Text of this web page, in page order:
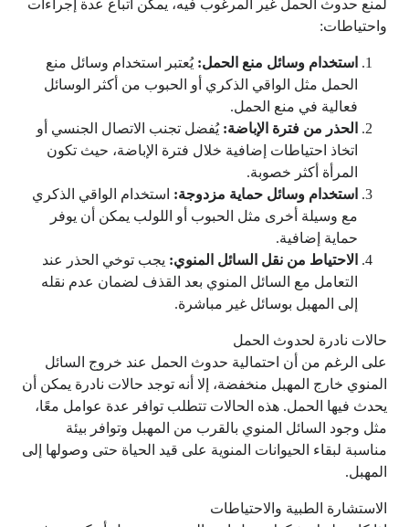
لمنع حدوث الحمل غير المرغوب فيه، يمكن اتباع عدة إجراءات
واحتياطات:
استخدام وسائل منع الحمل: يُعتبر استخدام وسائل منع
الحمل مثل الواقي الذكري أو الحبوب من أكثر الوسائل
فعالية في منع الحمل.
الحذر من فترة الإباضة: يُفضل تجنب الاتصال الجنسي أو
اتخاذ احتياطات إضافية خلال فترة الإباضة، حيث تكون
المرأة أكثر خصوبة.
استخدام وسائل حماية مزدوجة: استخدام الواقي الذكري
مع وسيلة أخرى مثل الحبوب أو اللولب يمكن أن يوفر
حماية إضافية.
الاحتياط من نقل السائل المنوي: يجب توخي الحذر عند
التعامل مع السائل المنوي بعد القذف لضمان عدم نقله
إلى المهبل بوسائل غير مباشرة.
حالات نادرة لحدوث الحمل
على الرغم من أن احتمالية حدوث الحمل عند خروج السائل
المنوي خارج المهبل منخفضة، إلا أنه توجد حالات نادرة يمكن أن
يحدث فيها الحمل. هذه الحالات تتطلب توافر عدة عوامل معًا،
مثل وجود السائل المنوي بالقرب من المهبل وتوافر بيئة
مناسبة لبقاء الحيوانات المنوية على قيد الحياة حتى وصولها إلى
المهبل.
الاستشارة الطبية والاحتياطات